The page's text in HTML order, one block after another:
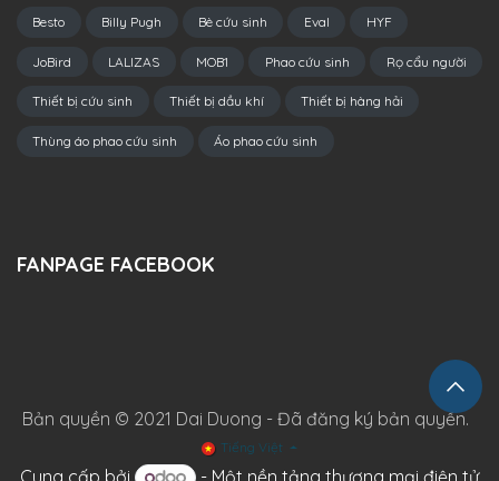
Besto Billy Pugh Bè cứu sinh Eval HYF
JoBird LALIZAS MOB1 Phao cứu sinh Rọ cẩu người
Thiết bị cứu sinh Thiết bị dầu khí Thiết bị hàng hải
Thùng áo phao cứu sinh Áo phao cứu sinh
FANPAGE FACEBOOK
Bản quyền © 2021 Dai Duong - Đã đăng ký bản quyền.
Tiếng Việt